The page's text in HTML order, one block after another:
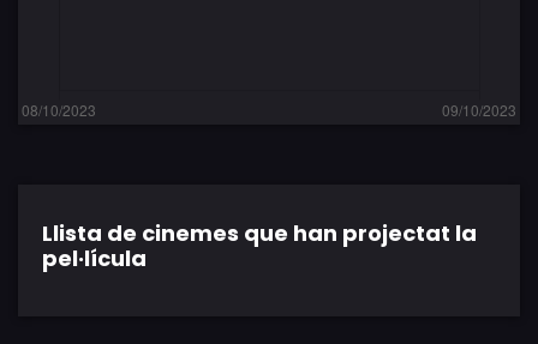
Llista de cinemes que han projectat la
pel·lícula